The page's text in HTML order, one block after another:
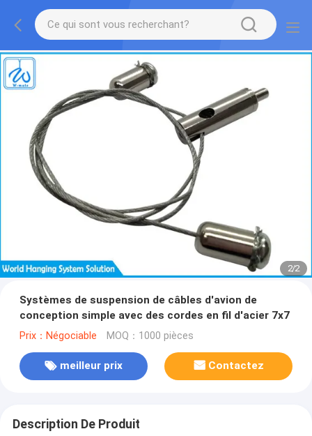
2/2
Systèmes de suspension de câbles d'avion de
conception simple avec des cordes en fil d'acier 7x7
Prix：Négociable MOQ：1000 pièces
meilleur prix Contactez
Description De Produit